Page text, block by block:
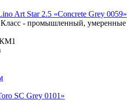
Art Star 2.5 «Concrete Grey 0059»
- промышленный, умеренные